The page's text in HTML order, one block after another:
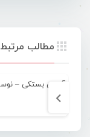
مطالب مرتبط